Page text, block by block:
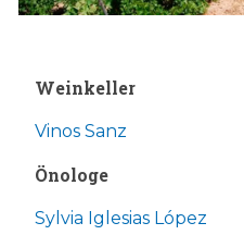
Weinkeller
Vinos Sanz
Önologe
Sylvia Iglesias López